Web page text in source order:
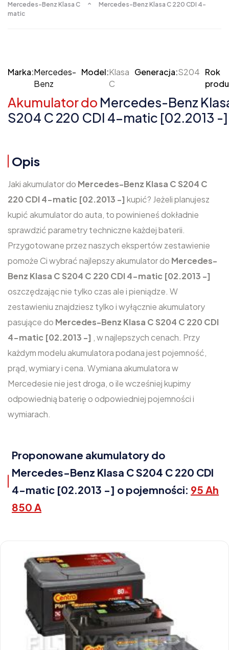
Mercedes-Benz Klasa C
Mercedes-Benz Klasa C 220 CDI 4-
matic
Marka:Mercedes-
Benz
Model:Klasa
C
Generacja:S204 Rok
Akumulator do Mercedes-Benz
S204 C 220 CDI 4-matic [02.2013 -]
Opis
Jaki akumulator do Mercedes-Benz Klasa C S204 C
220 CDI 4-matic [02.2013 -] kupić? Jeżeli planujesz
kupić akumulator do auta, to powinieneś dokładnie
sprawdzić parametry techniczne każdej baterii.
Przygotowane przez naszych ekspertów zestawienie
pomoże Ci wybrać najlepszy akumulator do Mercedes-
Benz Klasa C S204 C 220 CDI 4-matic [02.2013 -]
oszczędzając nie tylko czas ale i pieniądze. W
zestawieniu znajdziesz tylko i wyłącznie akumulatory
pasujące do Mercedes-Benz Klasa C S204 C 220 CDI
4-matic [02.2013 -] , w najlepszych cenach. Przy
każdym modelu akumulatora podana jest pojemność,
prąd, wymiary i cena. Wymiana akumulatora w
Mercedesie nie jest droga, o ile wcześniej kupimy
odpowiednią baterię o odpowiedniej pojemności i
wymiarach.
Proponowane akumulatory do
Mercedes-Benz Klasa C S204 C 220 CDI
4-matic [02.2013 -] o pojemności: 95 Ah
850 A